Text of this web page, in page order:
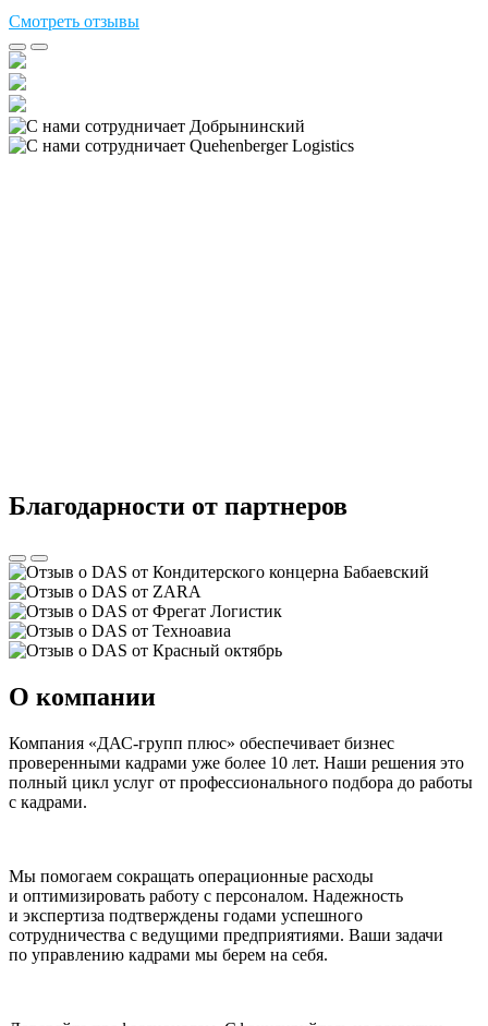
Смотреть отзывы
Благодарности от партнеров
О компании
Компания «ДАС-групп плюс» обеспечивает бизнес
проверенными кадрами уже более 10 лет. Наши решения это
полный цикл услуг от профессионального подбора до работы
с кадрами.
Мы помогаем сокращать операционные расходы
и оптимизировать работу с персоналом. Надежность
и экспертиза подтверждены годами успешного
сотрудничества с ведущими предприятиями. Ваши задачи
по управлению кадрами мы берем на себя.